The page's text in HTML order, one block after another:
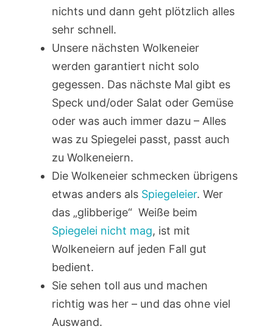
nichts und dann geht plötzlich alles
sehr schnell.
Unsere nächsten Wolkeneier
werden garantiert nicht solo
gegessen. Das nächste Mal gibt es
Speck und/oder Salat oder Gemüse
oder was auch immer dazu – Alles
was zu Spiegelei passt, passt auch
zu Wolkeneiern.
Die Wolkeneier schmecken übrigens
etwas anders als Spiegeleier. Wer
das „glibberige“ Weiße beim
Spiegelei nicht mag, ist mit
Wolkeneiern auf jeden Fall gut
bedient.
Sie sehen toll aus und machen
richtig was her – und das ohne viel
Auswand.